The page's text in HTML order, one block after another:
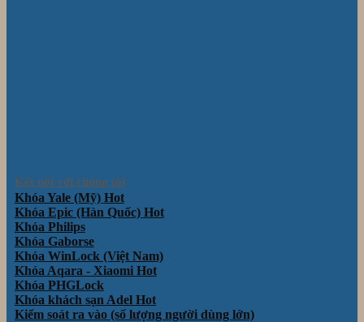
Kết nối với chúng tôi
Khóa Yale (Mỹ)
Khóa Epic (Hàn Quốc)
Khóa Philips
Khóa Gaborse
Khóa WinLock (Việt Nam)
Khóa Aqara - Xiaomi
Khóa PHGLock
Khóa khách sạn Adel
Kiểm soát ra vào (số lượng người dùng lớn)